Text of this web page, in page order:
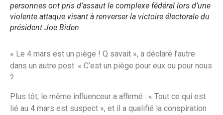
personnes ont pris d’assaut le complexe fédéral lors d’une
violente attaque visant à renverser la victoire électorale du
président Joe Biden.
« Le 4 mars est un piège ! Q savait », a déclaré l’autre
dans un autre post. « C’est un piège pour eux ou pour nous
?
Plus tôt, le même influenceur a affirmé : « Tout ce qui est
lié au 4 mars est suspect », et il a qualifié la conspiration